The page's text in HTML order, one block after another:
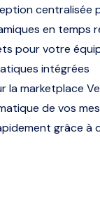
centralisée
en temps
pour votre
intégrées
la marketplace
de vos
grâce à